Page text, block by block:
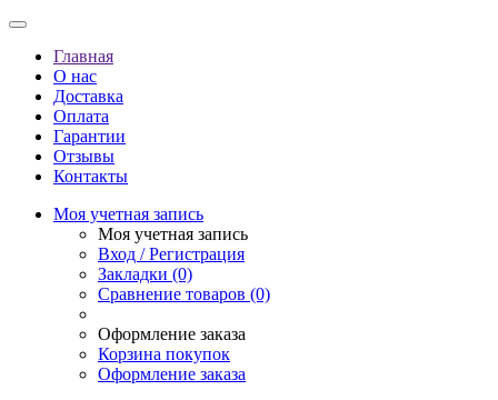
Главная
О нас
Доставка
Оплата
Гарантии
Отзывы
Контакты
Моя учетная запись
Моя учетная запись
Вход / Регистрация
Закладки (0)
Сравнение товаров (0)
Оформление заказа
Корзина покупок
Оформление заказа